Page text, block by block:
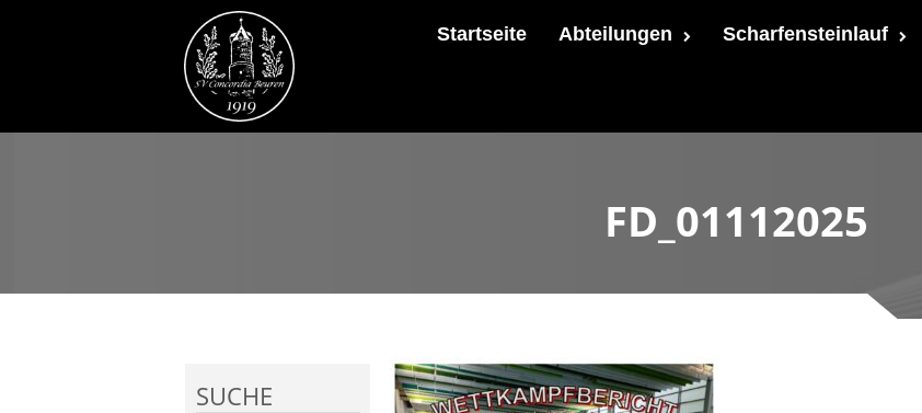
Startseite Abteilungen Scharfensteinlauf
FD_01112025
SUCHE